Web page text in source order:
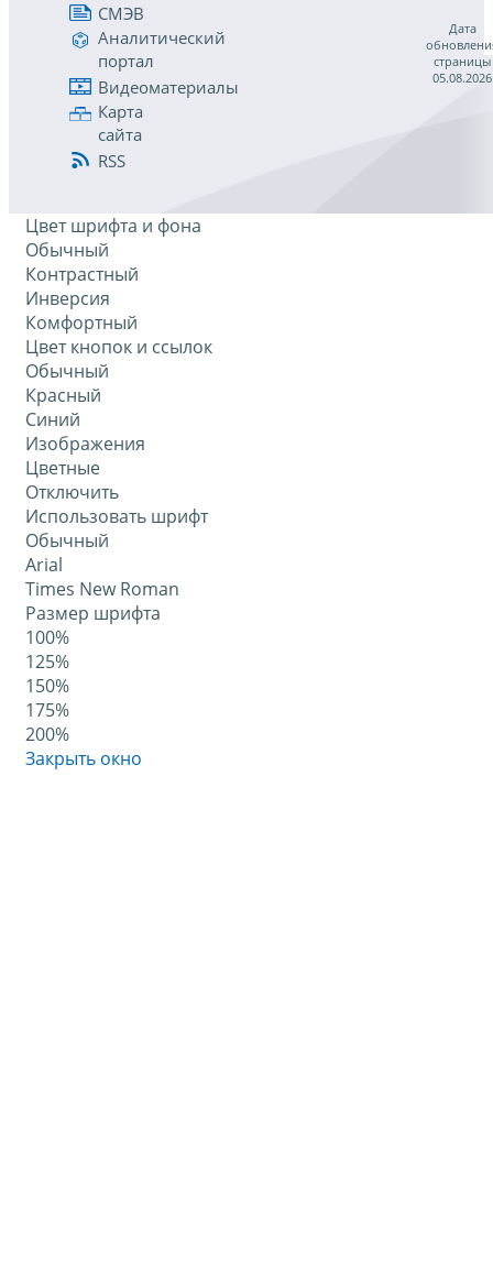
СМЭВ
Аналитический
портал
Видеоматериалы
Карта
сайта
RSS
Дата
страницы
05.08.2026
Цвет шрифта и фона
Обычный
Контрастный
Инверсия
Комфортный
Цвет кнопок и ссылок
Обычный
Красный
Синий
Изображения
Цветные
Отключить
Использовать шрифт
Обычный
Arial
Times New Roman
Размер шрифта
100%
125%
150%
175%
200%
Закрыть окно